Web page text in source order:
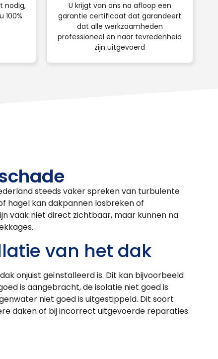
nodig,
100%
U krijgt van ons na afloop een
garantie certificaat dat garandeert
dat alle werkzaamheden
professioneel en naar tevredenheid
zijn uitgevoerd
steeds vaker spreken van turbulente
hagel kan dakpannen losbreken of
vaak niet direct zichtbaar, maar kunnen na
van het dak
onjuist geïnstalleerd is. Dit kan bijvoorbeeld
is aangebracht, de isolatie niet goed is
niet goed is uitgestippeld. Dit soort
daken of bij incorrect uitgevoerde reparaties.